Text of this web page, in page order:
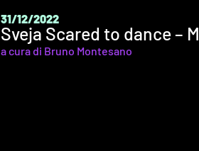
31/12/2022
Sveja Scared to dance –
a cura di Bruno Montesano